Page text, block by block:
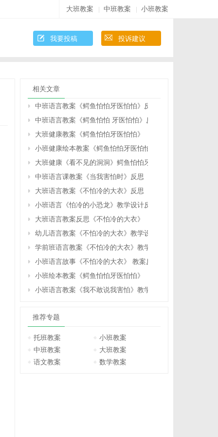
大班教案 中班教案 小班教案
我要投稿 投诉建议
相关文章
中班语言教案《鳄鱼怕怕牙医怕怕》反思
中班语言教案《鳄鱼怕怕 牙医怕怕》反思
大班健康教案《鳄鱼怕怕牙医怕怕》《看不见的洞洞》教案
小班健康绘本教案《鳄鱼怕怕牙医怕怕》反思
大班健康《看不见的洞洞》鳄鱼怕怕牙医怕怕教案反思
中班语言课教案《当我害怕时》反思
大班语言教案《不怕冷的大衣》反思
小班语言《怕冷的小恐龙》教学设计反思
大班语言教案反思《不怕冷的大衣》
幼儿语言教案《不怕冷的大衣》教学设计与反思
学前班语言教案《不怕冷的大衣》教学设计与反思
小班语言故事《不怕冷的大衣》 教案反思
小班绘本教案《鳄鱼怕怕牙医怕怕》
小班语言教案《我不敢说我害怕》教学反思
推荐专题
托班教案
小班教案
中班教案
大班教案
语文教案
数学教案